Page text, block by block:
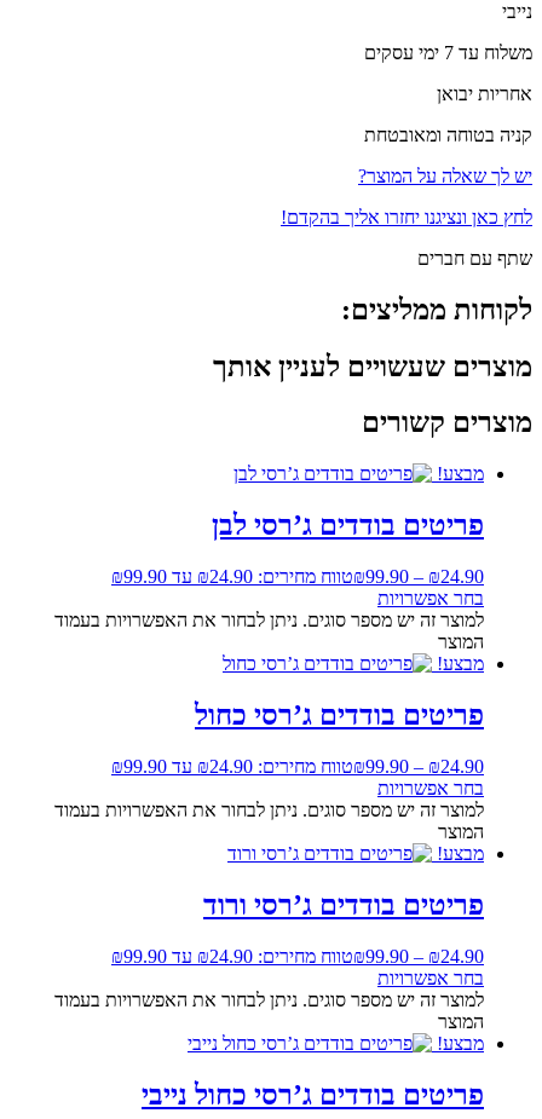
נייבי
משלוח עד 7 ימי עסקים
אחריות יבואן
קניה בטוחה ומאובטחת
יש לך שאלה על המוצר?
לחץ כאן ונציגנו יחזרו אליך בהקדם!
שתף עם חברים
לקוחות ממליצים:
מוצרים שעשויים לעניין אותך
מוצרים קשורים
מבצע!
פריטים בודדים ג’רסי לבן
₪24.90
–
₪99.90
טווח מחירים: ⁦₪24.90⁩ עד ⁦₪99.90⁩
בחר אפשרויות
למוצר זה יש מספר סוגים. ניתן לבחור את האפשרויות בעמוד
המוצר
מבצע!
פריטים בודדים ג’רסי כחול
₪24.90
–
₪99.90
טווח מחירים: ⁦₪24.90⁩ עד ⁦₪99.90⁩
בחר אפשרויות
למוצר זה יש מספר סוגים. ניתן לבחור את האפשרויות בעמוד
המוצר
מבצע!
פריטים בודדים ג’רסי ורוד
₪24.90
–
₪99.90
טווח מחירים: ⁦₪24.90⁩ עד ⁦₪99.90⁩
בחר אפשרויות
למוצר זה יש מספר סוגים. ניתן לבחור את האפשרויות בעמוד
המוצר
מבצע!
פריטים בודדים ג’רסי כחול נייבי